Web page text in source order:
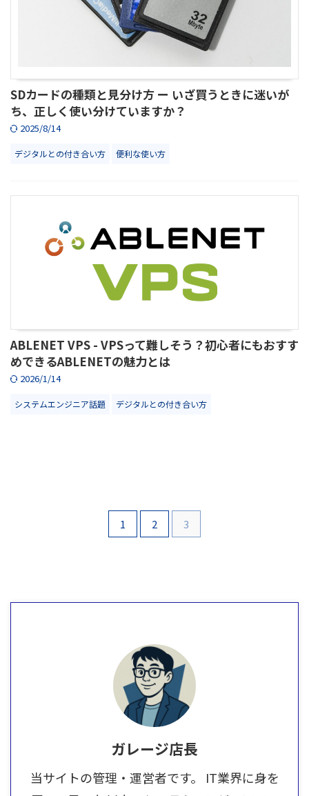
SDカードの種類と見分け方 ー いざ買うときに迷いが
ち、正しく使い分けていますか？
2025/8/14
デジタルとの付き合い方 便利な使い方
ABLENET VPS - VPSって難しそう？初心者にもおすす
めできるABLENETの魅力とは
2026/1/14
システムエンジニア話題 デジタルとの付き合い方
1 2 3
ガレージ店長
当サイトの管理・運営者です。 IT業界に身を